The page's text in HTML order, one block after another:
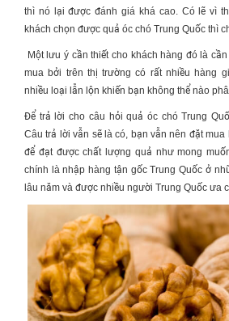
thì nó lại được đánh giá khá cao. Có lẽ vì
khách chọn được quả óc chó Trung Quốc thì
Một lưu ý cần thiết cho khách hàng đó là
mua bởi trên thị trường có rất nhiều hàng
nhiều loại lẫn lộn khiến bạn không thể nào
Để trả lời cho câu hỏiquả óc chó Trung
Câu trả lời vẫn sẽ là có, bạn vẫn nên đặt
để đạt được chất lượng quả như mong
chính là nhập hàng tận gốc Trung Quốc ở
lâu năm và được nhiều người Trung Quốc ưa